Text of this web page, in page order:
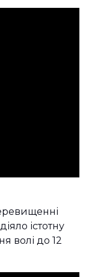
істотну
волі до 12